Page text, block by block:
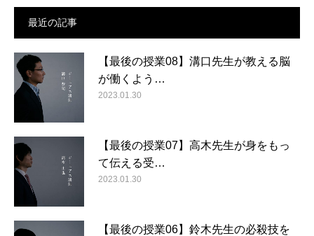
最近の記事
【最後の授業08】溝口先生が教える脳
が働くよう…
2023.01.30
【最後の授業07】高木先生が身をもっ
て伝える受…
2023.01.30
【最後の授業06】鈴木先生の必殺技を